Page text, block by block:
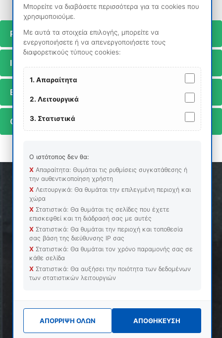
Publication of Accompanying Documents
Invoice
Ecomomics Management
Codings - Libraries
3000+ CLIENTS
20+ APPLICATIONS
30+ YEARS
Μπορείτε να διαβάσετε περισσότερα για τα cookies που
χρησιμοποιούμε.
Με αυτά τα στοιχεία επιλογής, μπορείτε να
ενεργοποιήσετε ή να απενεργοποιήσετε τους
διαφορετικούς τύπους cookies:
1. Απαραίτητα
2. Λειτουργικά
3. Στατιστικά
Ο ιστότοπος δεν θα:
ΧΑπαραίτητα: Θυμάται τις ρυθμίσεις συγκατάθεσης ή
την αυθεντικοποίηση χρήστη
ΧΛειτουργικά: Θα θυμάται την επιλεγμένη περιοχή και
χώρα
ΧΣτατιστικά: Θα θυμάται τις σελίδες που έχετε
επισκεφθεί και τη διάδρασή σας με αυτές
ΧΣτατιστικά: Θα θυμάται την περιοχή και τοποθεσία
σας βάση της διεύθυνσης ΙΡ σας
ΧΣτατιστικά: Θα θυμάται τον χρόνο παραμονής σας σε
κάθε σελίδα
ΧΣτατιστικά: Θα αυξήσει την ποιότητα των δεδομένων
των στατιστικών λειτουργιών
ΑΠΟΡΡΙΨΗ ΟΛΩΝ ΑΠΟΘΗΚΕΥΣΗ